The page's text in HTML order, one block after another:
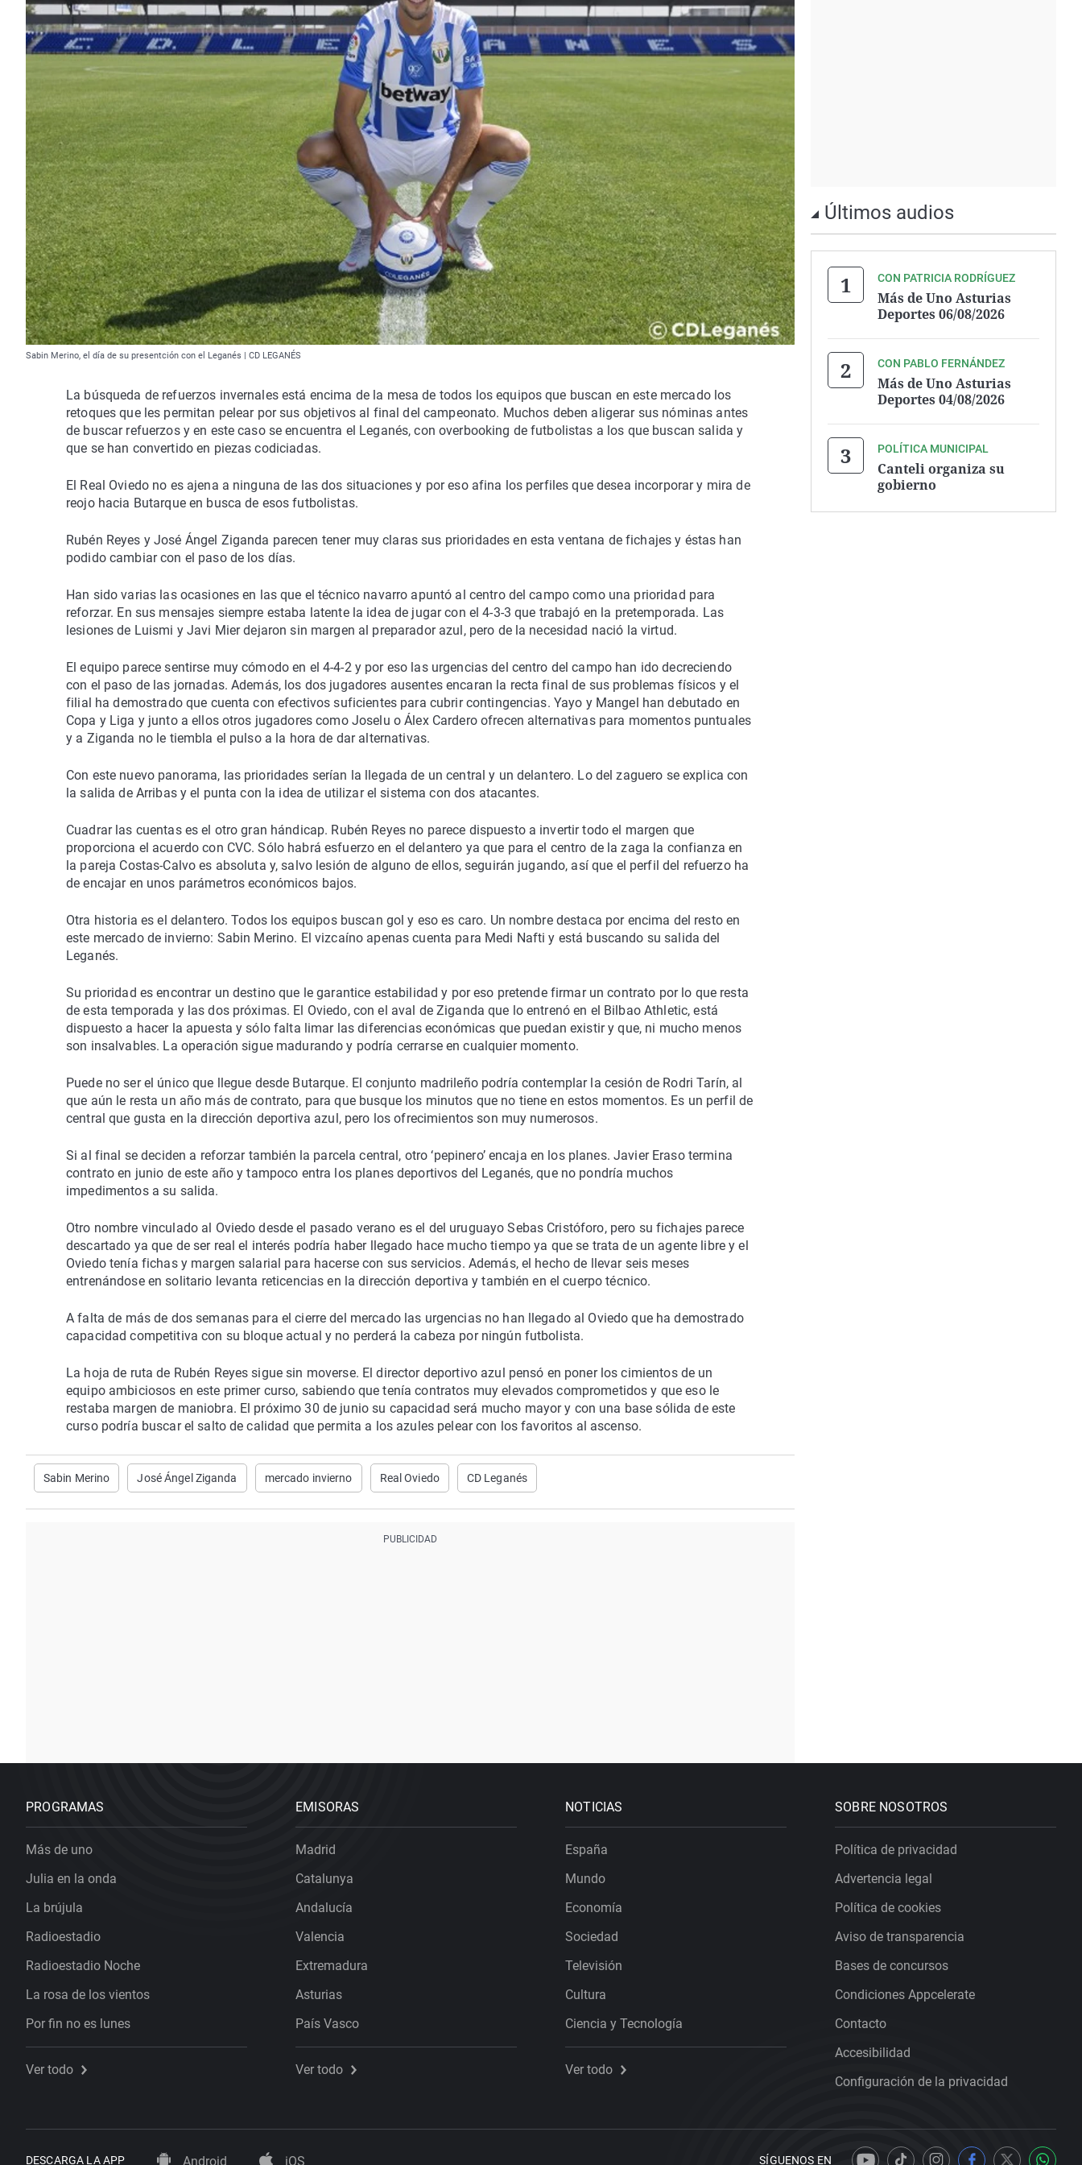
Sabin Merino, el día de su presentción con el Leganés | CD LEGANÉS
La búsqueda de refuerzos invernales está encima de la mesa de todos los equipos que buscan en este mercado los
retoques que les permitan pelear por sus objetivos al final del campeonato. Muchos deben aligerar sus nóminas antes
de buscar refuerzos y en este caso se encuentra el Leganés, con overbooking de futbolistas a los que buscan salida y
que se han convertido en piezas codiciadas.
El Real Oviedo no es ajena a ninguna de las dos situaciones y por eso afina los perfiles que desea incorporar y mira de
reojo hacia Butarque en busca de esos futbolistas.
Rubén Reyes y José Ángel Ziganda parecen tener muy claras sus prioridades en esta ventana de fichajes y éstas han
podido cambiar con el paso de los días.
Han sido varias las ocasiones en las que el técnico navarro apuntó al centro del campo como una prioridad para
reforzar. En sus mensajes siempre estaba latente la idea de jugar con el 4-3-3 que trabajó en la pretemporada. Las
lesiones de Luismi y Javi Mier dejaron sin margen al preparador azul, pero de la necesidad nació la virtud.
El equipo parece sentirse muy cómodo en el 4-4-2 y por eso las urgencias del centro del campo han ido decreciendo
con el paso de las jornadas. Además, los dos jugadores ausentes encaran la recta final de sus problemas físicos y el
filial ha demostrado que cuenta con efectivos suficientes para cubrir contingencias. Yayo y Mangel han debutado en
Copa y Liga y junto a ellos otros jugadores como Joselu o Álex Cardero ofrecen alternativas para momentos puntuales
y a Ziganda no le tiembla el pulso a la hora de dar alternativas.
Con este nuevo panorama, las prioridades serían la llegada de un central y un delantero. Lo del zaguero se explica con
la salida de Arribas y el punta con la idea de utilizar el sistema con dos atacantes.
Cuadrar las cuentas es el otro gran hándicap. Rubén Reyes no parece dispuesto a invertir todo el margen que
proporciona el acuerdo con CVC. Sólo habrá esfuerzo en el delantero ya que para el centro de la zaga la confianza en
la pareja Costas-Calvo es absoluta y, salvo lesión de alguno de ellos, seguirán jugando, así que el perfil del refuerzo ha
de encajar en unos parámetros económicos bajos.
Otra historia es el delantero. Todos los equipos buscan gol y eso es caro. Un nombre destaca por encima del resto en
este mercado de invierno: Sabin Merino. El vizcaíno apenas cuenta para Medi Nafti y está buscando su salida del
Leganés.
Su prioridad es encontrar un destino que le garantice estabilidad y por eso pretende firmar un contrato por lo que resta
de esta temporada y las dos próximas. El Oviedo, con el aval de Ziganda que lo entrenó en el Bilbao Athletic, está
dispuesto a hacer la apuesta y sólo falta limar las diferencias económicas que puedan existir y que, ni mucho menos
son insalvables. La operación sigue madurando y podría cerrarse en cualquier momento.
Puede no ser el único que llegue desde Butarque. El conjunto madrileño podría contemplar la cesión de Rodri Tarín, al
que aún le resta un año más de contrato, para que busque los minutos que no tiene en estos momentos. Es un perfil de
central que gusta en la dirección deportiva azul, pero los ofrecimientos son muy numerosos.
Si al final se deciden a reforzar también la parcela central, otro ‘pepinero’ encaja en los planes. Javier Eraso termina
contrato en junio de este año y tampoco entra los planes deportivos del Leganés, que no pondría muchos
impedimentos a su salida.
Otro nombre vinculado al Oviedo desde el pasado verano es el del uruguayo Sebas Cristóforo, pero su fichajes parece
descartado ya que de ser real el interés podría haber llegado hace mucho tiempo ya que se trata de un agente libre y el
Oviedo tenía fichas y margen salarial para hacerse con sus servicios. Además, el hecho de llevar seis meses
entrenándose en solitario levanta reticencias en la dirección deportiva y también en el cuerpo técnico.
A falta de más de dos semanas para el cierre del mercado las urgencias no han llegado al Oviedo que ha demostrado
capacidad competitiva con su bloque actual y no perderá la cabeza por ningún futbolista.
La hoja de ruta de Rubén Reyes sigue sin moverse. El director deportivo azul pensó en poner los cimientos de un
equipo ambiciosos en este primer curso, sabiendo que tenía contratos muy elevados comprometidos y que eso le
restaba margen de maniobra. El próximo 30 de junio su capacidad será mucho mayor y con una base sólida de este
curso podría buscar el salto de calidad que permita a los azules pelear con los favoritos al ascenso.
Sabin Merino José Ángel Ziganda mercado invierno Real Oviedo CD Leganés
Últimos audios
CON PATRICIA RODRÍGUEZ
Más de Uno Asturias
Deportes 06/08/2026
CON PABLO FERNÁNDEZ
Más de Uno Asturias
Deportes 04/08/2026
POLÍTICA MUNICIPAL
Canteli organiza su
gobierno
PROGRAMAS
Más de uno
Julia en la onda
La brújula
Radioestadio
Radioestadio Noche
La rosa de los vientos
Por fin no es lunes
Ver todo
EMISORAS
Madrid
Catalunya
Andalucía
Valencia
Extremadura
Asturias
País Vasco
Ver todo
NOTICIAS
España
Mundo
Economía
Sociedad
Televisión
Cultura
Ciencia y Tecnología
Ver todo
SOBRE NOSOTROS
Política de privacidad
Advertencia legal
Política de cookies
Aviso de transparencia
Bases de concursos
Condiciones Appcelerate
Contacto
Accesibilidad
Configuración de la privacidad
DESCARGA LA APP Android iOS SÍGUENOS EN